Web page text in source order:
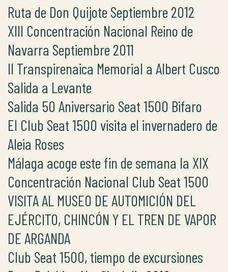
Ruta de Don Quijote Septiembre 2012
XIII Concentración Nacional Reino de
Navarra Septiembre 2011
II Transpirenaica Memorial a Albert Cusco
Salida a Levante
Salida 50 Aniversario Seat 1500 Bifaro
El Club Seat 1500 visita el invernadero de
Aleia Roses
Málaga acoge este fin de semana la XIX
Concentración Nacional Club Seat 1500
VISITA AL MUSEO DE AUTOMICIÓN DEL
EJÉRCITO, CHINCÓN Y EL TREN DE VAPOR
DE ARGANDA
Club Seat 1500, tiempo de excursiones